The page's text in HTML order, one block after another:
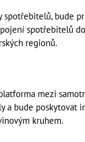
bude
spotřebitelů
regionů.
mezi
a bude
kruhem.